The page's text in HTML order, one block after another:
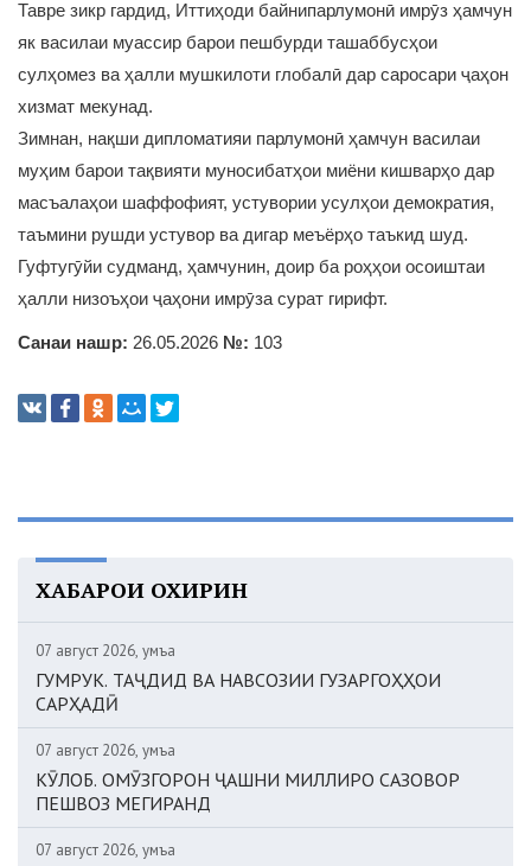
Тавре зикр гардид, Иттиҳоди байнипарлумонӣ имрӯз ҳамчун
як василаи муассир барои пешбурди ташаббусҳои
сулҳомез ва ҳалли мушкилоти глобалӣ дар саросари ҷаҳон
хизмат мекунад.
Зимнан, нақши дипломатияи парлумонӣ ҳамчун василаи
муҳим барои тақвияти муносибатҳои миёни кишварҳо дар
масъалаҳои шаффофият, устувории усулҳои демократия,
таъмини рушди устувор ва дигар меъёрҳо таъкид шуд.
Гуфтугӯйи судманд, ҳамчунин, доир ба роҳҳои осоиштаи
ҳалли низоъҳои ҷаҳони имрӯза сурат гирифт.
Санаи нашр: 26.05.2026 №: 103
ХАБАРҲОИ ОХИРИН
07 август 2026, Ҷумъа
ГУМРУК. ТАҶДИД ВА НАВСОЗИИ ГУЗАРГОҲҲОИ
САРҲАДӢ
07 август 2026, Ҷумъа
КӮЛОБ. ОМӮЗГОРОН ҶАШНИ МИЛЛИРО САЗОВОР
ПЕШВОЗ МЕГИРАНД
07 август 2026, Ҷумъа